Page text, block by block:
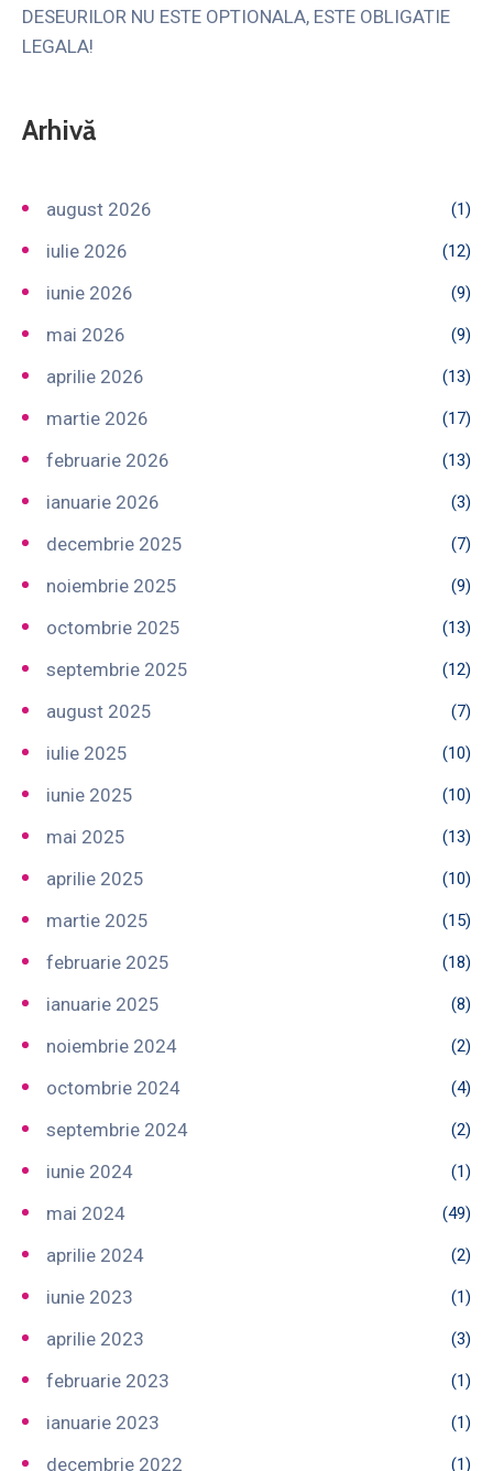
DESEURILOR NU ESTE OPTIONALA, ESTE OBLIGATIE
LEGALA!
Arhivă
august 2026 (1)
iulie 2026 (12)
iunie 2026 (9)
mai 2026 (9)
aprilie 2026 (13)
martie 2026 (17)
februarie 2026 (13)
ianuarie 2026 (3)
decembrie 2025 (7)
noiembrie 2025 (9)
octombrie 2025 (13)
septembrie 2025 (12)
august 2025 (7)
iulie 2025 (10)
iunie 2025 (10)
mai 2025 (13)
aprilie 2025 (10)
martie 2025 (15)
februarie 2025 (18)
ianuarie 2025 (8)
noiembrie 2024 (2)
octombrie 2024 (4)
septembrie 2024 (2)
iunie 2024 (1)
mai 2024 (49)
aprilie 2024 (2)
iunie 2023 (1)
aprilie 2023 (3)
februarie 2023 (1)
ianuarie 2023 (1)
decembrie 2022 (1)